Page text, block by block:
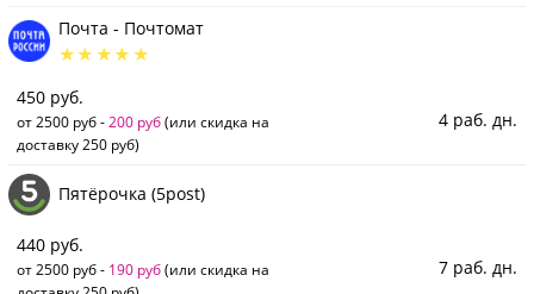
Почта - Почтомат
450 руб.
от 2500 руб - 200 руб(или скидка на
доставку 250 руб)
4 раб. дн.
Пятёрочка (5post)
440 руб.
от 2500 руб - 190 руб(или скидка на
7 раб. дн.